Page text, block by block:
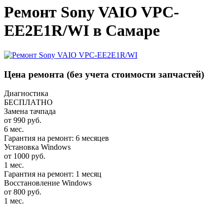
Ремонт Sony VAIO VPC-
EE2E1R/WI в Самаре
Цена ремонта (без учета стоимости запчастей)
Диагностика
БЕСПЛАТНО
Замена тачпада
от 990 руб.
6 мес.
Гарантия на ремонт: 6 месяцев
Установка Windows
от 1000 руб.
1 мес.
Гарантия на ремонт: 1 месяц
Восстановление Windows
от 800 руб.
1 мес.